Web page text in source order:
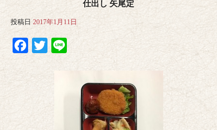
仕出し 矢尾定
投稿日 2017年1月11日
Facebook
Twitter